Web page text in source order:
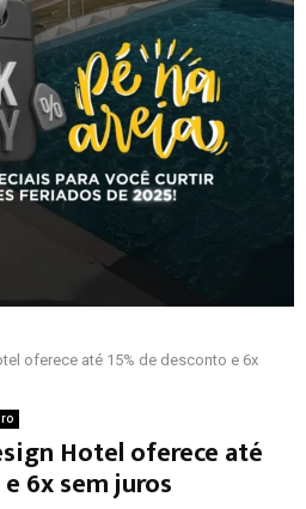
oferece até 15% de desconto e 6x
Hotel oferece até
6x sem juros